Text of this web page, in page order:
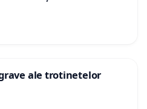
ale trotinetelor